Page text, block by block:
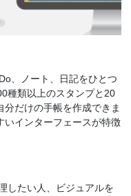
、ノート、日記をひとつ
種類以上のスタンプと20
だけの手帳を作成できま
いインターフェースが特徴
したい人、ビジュアルを